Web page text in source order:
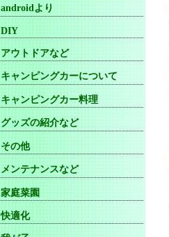
androidより
DIY
アウトドアなど
キャンピングカーについて
キャンピングカー料理
グッズの紹介など
その他
メンテナンスなど
家庭菜園
快適化